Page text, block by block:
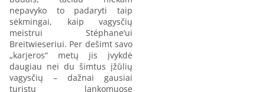
nepavyko to padaryti taip
sėkmingai, kaip vagysčių
meistrui Stéphane’ui
Breitwieseriui. Per dešimt savo
„karjeros“ metų jis įvykdė
daugiau nei du šimtus įžūlių
vagysčių – dažnai gausiai
turistų lankomuose